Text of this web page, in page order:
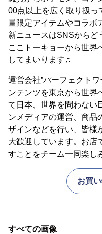
00点以上を広く取り扱っ
量限定アイテムやコラボ
新ニュースはSNSからど
ここトーキョーから世界
してまいります♫
運営会社”パーフェクト
ンテンツを東京から世界
て日本、世界を問わない
ンメディアの運営、商品
ザインなどを行い、皆様
大歓迎しています。お店
すことをチーム一同楽し
お買
すべての画像